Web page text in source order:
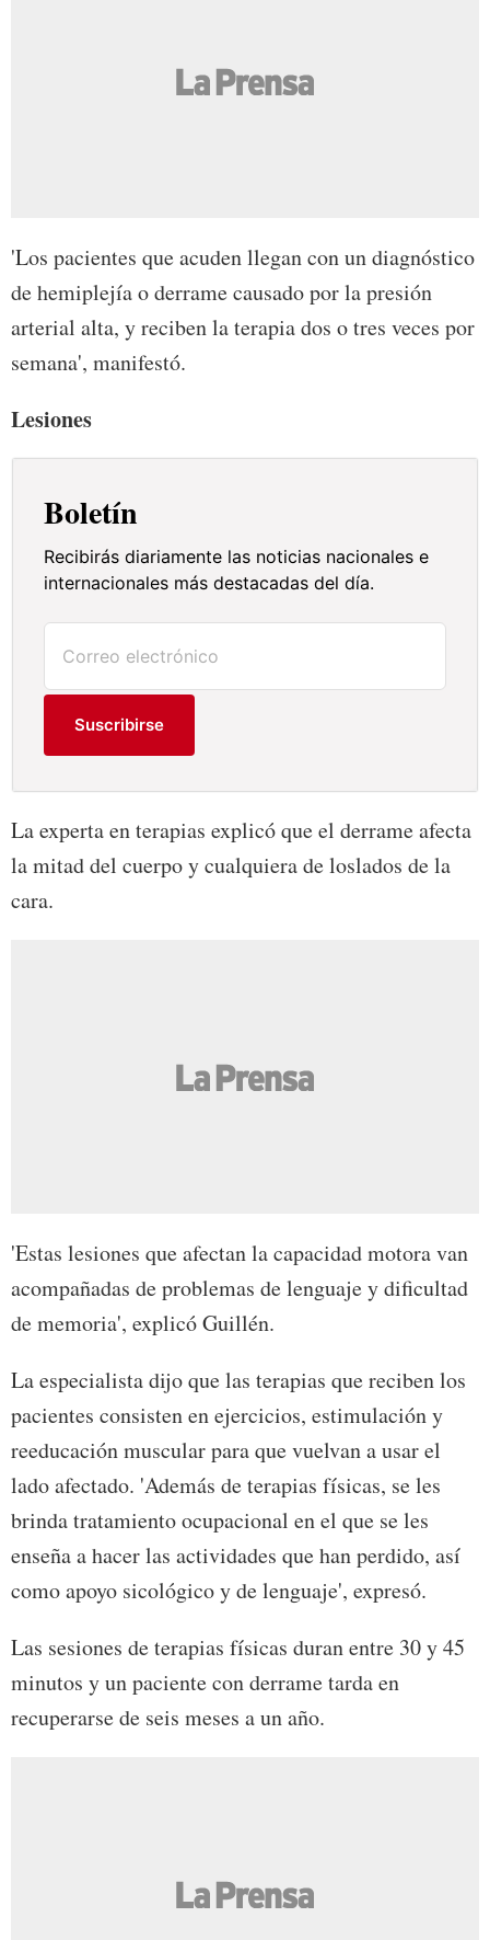
'Los pacientes que acuden llegan con un diagnóstico
de hemiplejía o derrame causado por la presión
arterial alta, y reciben la terapia dos o tres veces por
semana', manifestó.
Lesiones
Boletín
Recibirás diariamente las noticias nacionales e
internacionales más destacadas del día.
Suscribirse
La experta en terapias explicó que el derrame afecta
la mitad del cuerpo y cualquiera de loslados de la
cara.
'Estas lesiones que afectan la capacidad motora van
acompañadas de problemas de lenguaje y dificultad
de memoria', explicó Guillén.
La especialista dijo que las terapias que reciben los
pacientes consisten en ejercicios, estimulación y
reeducación muscular para que vuelvan a usar el
lado afectado. 'Además de terapias físicas, se les
brinda tratamiento ocupacional en el que se les
enseña a hacer las actividades que han perdido, así
como apoyo sicológico y de lenguaje', expresó.
Las sesiones de terapias físicas duran entre 30 y 45
minutos y un paciente con derrame tarda en
recuperarse de seis meses a un año.